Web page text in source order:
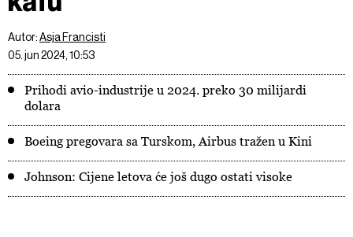
Autor:Asja Francisti
05. jun 2024, 10:53
Prihodi avio-industrije u 2024. preko 30 milijardi
dolara
Boeing pregovara sa Turskom, Airbus tražen u Kini
Johnson: Cijene letova će još dugo ostati visoke